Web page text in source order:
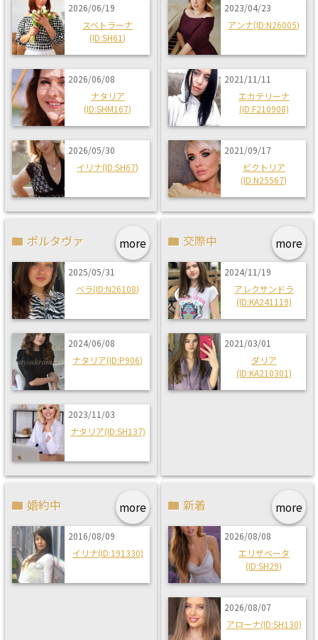
2026/06/19
スベトラーナ
(ID:SH61)
2026/06/08
ナタリア
(ID:SHM167)
2026/05/30
イリナ(ID:SH67)
2023/04/23
アンナ(ID:N26005)
2021/11/11
エカテリーナ
(ID:F210908)
2021/09/17
ビクトリア
(ID:N25567)
more
ポルタヴァ
2025/05/31
ベラ(ID:N26108)
2024/06/08
ナタリア(ID:P906)
2023/11/03
ナタリア(ID:SH137)
more
交際中
2024/11/19
アレクサンドラ
(ID:KA241119)
2021/03/01
ダリア
(ID:KA210301)
more
婚約中
2016/08/09
イリナ(ID:191330)
more
新着
2026/08/08
エリザベータ
(ID:SH29)
2026/08/07
アローナ(ID:SH130)